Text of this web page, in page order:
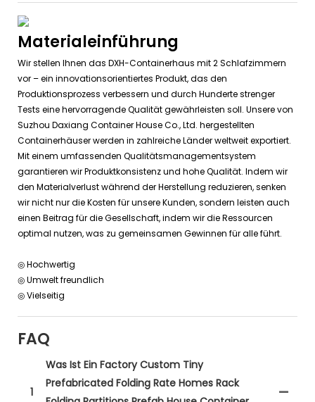
Materialeinführung
Wir stellen Ihnen das DXH-Containerhaus mit 2 Schlafzimmern
vor – ein innovationsorientiertes Produkt, das den
Produktionsprozess verbessern und durch Hunderte strenger
Tests eine hervorragende Qualität gewährleisten soll. Unsere von
Suzhou Daxiang Container House Co., Ltd. hergestellten
Containerhäuser werden in zahlreiche Länder weltweit exportiert.
Mit einem umfassenden Qualitätsmanagementsystem
garantieren wir Produktkonsistenz und hohe Qualität. Indem wir
den Materialverlust während der Herstellung reduzieren, senken
wir nicht nur die Kosten für unsere Kunden, sondern leisten auch
einen Beitrag für die Gesellschaft, indem wir die Ressourcen
optimal nutzen, was zu gemeinsamen Gewinnen für alle führt.
◎ Hochwertig
◎ Umwelt freundlich
◎ Vielseitig
FAQ
1
Was Ist Ein Factory Custom Tiny
Prefabricated Folding Rate Homes Rack